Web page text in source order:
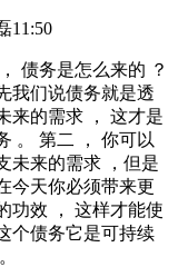
11:50
债务是怎么来的 ？
我们说债务就是透
来的需求 ， 这才是
。 第二 ， 你可以
未来的需求 ，但是
今天你必须带来更
功效 ， 这样才能使
个债务它是可持续